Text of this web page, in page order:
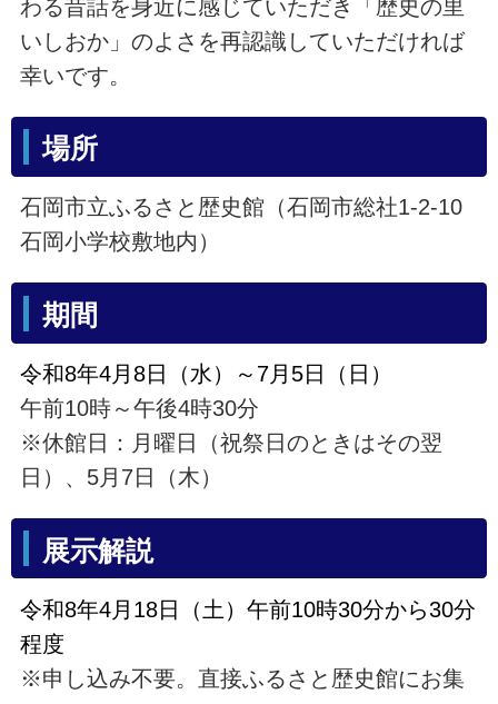
わる昔話を身近に感じていただき「歴史の里
いしおか」のよさを再認識していただければ
幸いです。
場所
石岡市立ふるさと歴史館（石岡市総社1-2-10
石岡小学校敷地内）
期間
令和8年4月8日（水）～7月5日（日）
午前10時～午後4時30分
※休館日：月曜日（祝祭日のときはその翌
日）、5月7日（木）
展示解説
令和8年4月18日（土）午前10時30分から30分
程度
※申し込み不要。直接ふるさと歴史館にお集